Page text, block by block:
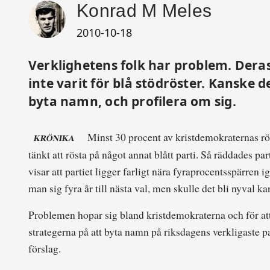
Konrad M Meles
2010-10-18
Verklighetens folk har problem.
inte varit för blå stödröster. Kanske
byta namn, och profilera om sig.
KRÖNIKA
Minst 30 procent av kristdemokraternas
tänkt att rösta på något annat blått parti. Så räddades
visar att partiet ligger farligt nära fyraprocentsspärren
man sig fyra år till nästa val, men skulle det bli nyval
Problemen hopar sig bland kristdemokraterna och för
strategerna på att byta namn på riksdagens verkligaste
förslag.